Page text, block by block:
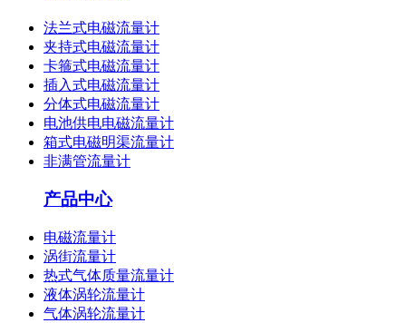
法兰式电磁流量计
夹持式电磁流量计
卡箍式电磁流量计
插入式电磁流量计
分体式电磁流量计
电池供电电磁流量计
箱式电磁明渠流量计
非满管流量计
产品中心
电磁流量计
涡街流量计
热式气体质量流量计
液体涡轮流量计
气体涡轮流量计